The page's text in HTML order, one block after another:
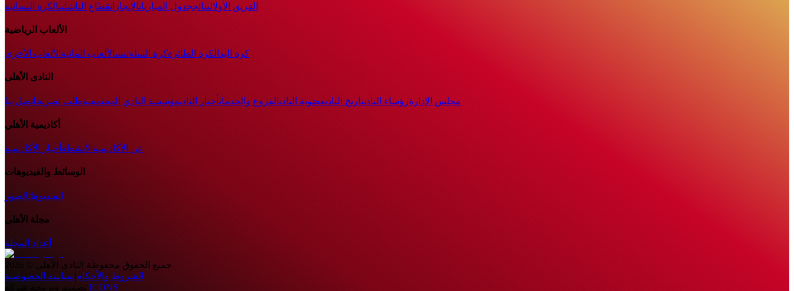
الفريق الأولالنتائججدول المبارياتالإنجازاتقطاع الناشئينالكرة النسائية
الألعاب الرياضية
كرة اليد الكرة الطائرةكرة السلةتنسالألعاب المائية الألعاب الأخرى
النادى الأهلى
مجلس الإدارةرؤساء النادىتاريخ النادىعضوية النادىالفروع والخدماتأخبار الناديمؤسسة النادي المجتمعيةطلب تصريحاتصل بنا
أكاديمية الأهلي
عن الأكاديمية الأنشطة أخبار الأكاديمية
الوسائط والفيديوهات
الفيديوهاتالصور
مجلة الأهلى
أعداد المجلة
جميع الحقوق محفوظة النادى الأهلى ©
2026
الشروط والأحكام|سياسة الخصوصية
تصميم وبرمجة شركة ICONS